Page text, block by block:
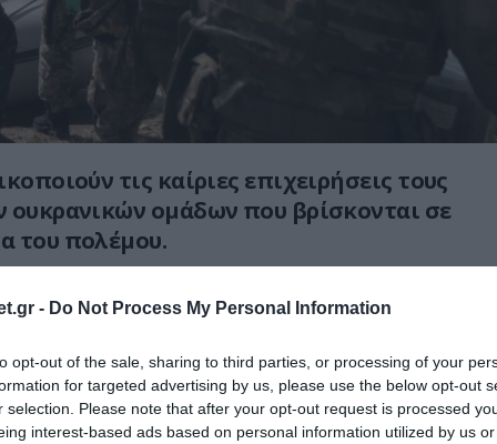
- Do Not Process My Personal Information
opt-out of the sale, sharing to third parties, or processing of your
for targeted advertising by us, please use the below opt-out
selection. Please note that after your opt-out request is processed
interest-based ads based on personal information utilized by us
τις καίριες επιχειρήσεις τους
ουκρανικών ομάδων που βρίσκονται σε
του πολέμου.
drones των δυνάμεων της Μόσχας,
των σφοδρών πληγμάτων σε ομάδα
με τη χρήση μιας FAB-3000.
το περιστατικό σημειώθηκε στην